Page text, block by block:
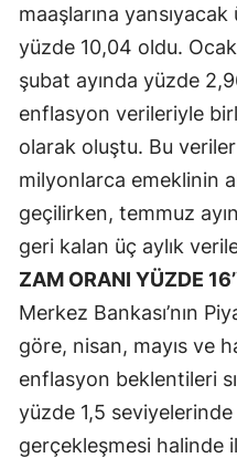
maaşlarına
yüzde 10,04 oldu.
şubat ayında yüzde
enflasyon verileriyle
olarak oluştu. Bu
milyonlarca emeklinin
geçilirken, temmuz
geri kalan üç aylık
ZAM ORANI YÜZDE
Merkez Bankası’nın
göre, nisan, mayıs ve
enflasyon beklentileri
yüzde 1,5
gerçekleşmesi halinde